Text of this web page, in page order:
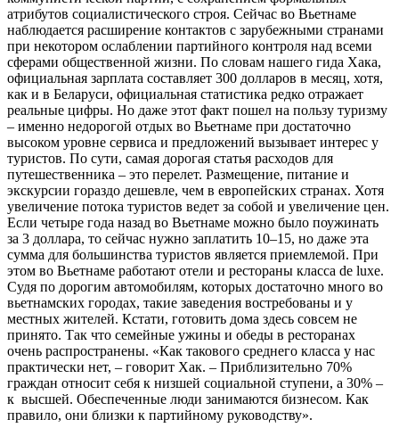
атрибутов социалистического строя. Сейчас во Вьетнаме
наблюдается расширение контактов с зарубежными странами
при некотором ослаблении партийного контроля над всеми
сферами общественной жизни. По словам нашего гида Хака,
официальная зарплата составляет 300 долларов в месяц, хотя,
как и в Беларуси, официальная статистика редко отражает
реальные цифры. Но даже этот факт пошел на пользу туризму
– именно недорогой отдых во Вьетнаме при достаточно
высоком уровне сервиса и предложений вызывает интерес у
туристов. По сути, самая дорогая статья расходов для
путешественника – это перелет. Размещение, питание и
экскурсии гораздо дешевле, чем в европейских странах. Хотя
увеличение потока туристов ведет за собой и увеличение цен.
Если четыре года назад во Вьетнаме можно было поужинать
за 3 доллара, то сейчас нужно заплатить 10–15, но даже эта
сумма для большинства туристов является приемлемой. При
этом во Вьетнаме работают отели и рестораны класса de luxe.
Судя по дорогим автомобилям, которых достаточно много во
вьетнамских городах, такие заведения востребованы и у
местных жителей. Кстати, готовить дома здесь совсем не
принято. Так что семейные ужины и обеды в ресторанах
очень распространены. «Как такового среднего класса у нас
практически нет, – говорит Хак. – Приблизительно 70%
граждан относит себя к низшей социальной ступени, а 30% –
к высшей. Обеспеченные люди занимаются бизнесом. Как
правило, они близки к партийному руководству».